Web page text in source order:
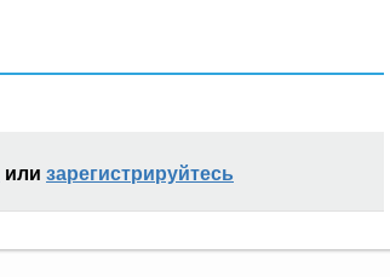
или зарегистрируйтесь